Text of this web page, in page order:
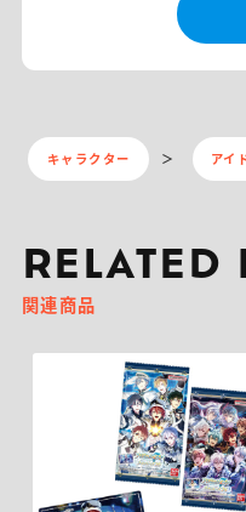
キャラクター アイ
RELATED
関連商品